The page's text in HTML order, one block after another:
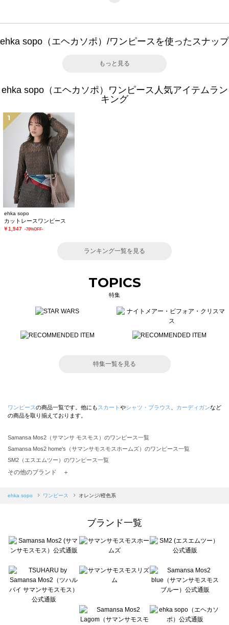
ehka sopo（エヘカソポ）/ワンピースを使ったスナップ
もっと見る
ehka sopo（エヘカソポ）ワンピース人気アイテムラン
キング
1
ehka sopo
カットレースワンピース
￥1,947 -70%OFF-
ランキング一覧を見る
TOPICS
特集
特集一覧を見る
ワンピースの商品一覧です。他にも スカート やシャツ・ブラウス カーディガンなど
の商品を取り揃えております。
Samansa Mos2（サマンサ モスモス）のワンピース一覧
Samansa Mos2 home's（サマンサモスモスホームズ）のワンピース一覧
SM2（エスエムツー）のワンピース一覧
TSUHARU by Samansa Mos2（ツハルバイサマンサモスモス）のワンピース一覧
Samansa Mos2 blue（サマンサモスモス ブルー）のワンピース一覧
sō4ū（ソウフォーユー）のワンピース一覧
Te chichi（テチチ）のワンピース一覧
Te chichi CLASSIC（テチチ クラシック）のワンピース一覧
Lugnoncure（ルノンキュール）のワンピース一覧
BETTY'S BLUE（べティーズブルー）のワンピース一覧
Wpc.（ワールドパーティー）のワンピース一覧
その他のブランド ＋
ehka sopo ワンピース オレンジ/橙色系
ブランド一覧